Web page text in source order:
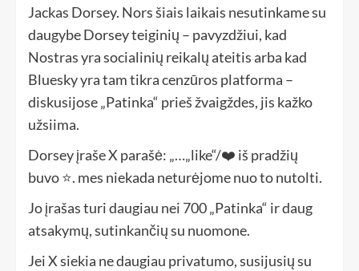
Jackas Dorsey. Nors šiais laikais nesutinkame su
daugybe Dorsey teiginių – pavyzdžiui, kad
Nostras yra socialinių reikalų ateitis arba kad
Bluesky yra tam tikra cenzūros platforma –
diskusijose „Patinka“ prieš žvaigždes, jis kažko
užsiima.
Dorsey įraše X parašė: „…„like“/❤️ iš pradžių
buvo ⭐️. mes niekada neturėjome nuo to nutolti.
Jo įrašas turi daugiau nei 700 „Patinka“ ir daug
atsakymų, sutinkančių su nuomone.
Jei X siekia ne daugiau privatumo, susijusių su